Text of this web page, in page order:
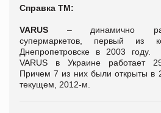
Справка ТМ:
VARUS – динамично
супермаркетов, первый из
Днепропетровске в 2003
VARUS в Украине работает
Причем 7 из них были открыты в
текущем, 2012-м.